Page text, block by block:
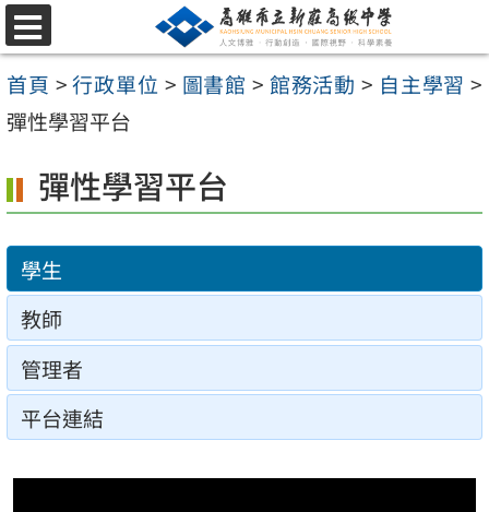
跳
至
主
要
容
區
選
單
首頁 >行政單位 > 圖書館 > 館務活動 > 自主學習 >
彈性學習平台
彈性學習平台
學生
教師
管理者
平台連結